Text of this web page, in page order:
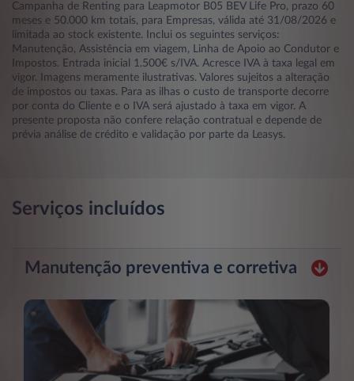
Campanha de Renting para Leapmotor B05 BEV Life Pro, prazo 60
meses e 50.000 km totais, para Empresas, válida até 31/08/2026 e
limitada ao stock existente. Inclui os seguintes serviços:
Manutenção, Assistência em viagem, Linha de Apoio ao Condutor e
Impostos. Entrada inicial 1.500€ s/IVA. Acresce IVA à taxa legal em
vigor. Imagens meramente ilustrativas. Valores sujeitos a alteração
de impostos ou taxas. Para as ilhas o custo de transporte decorre
por conta do Cliente e o IVA será ajustado à taxa em vigor. A
presente proposta não confere relação contratual e depende de
prévia análise de crédito e validação por parte da Leasys.
Serviços incluídos
Manutenção preventiva e corretiva